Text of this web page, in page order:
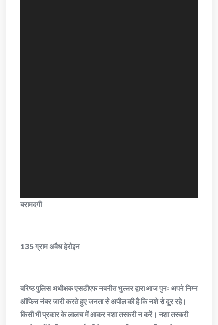
बरामदगी
135 ग्राम अवैध हेरोइन
वरिष्ठ पुलिस अधीक्षक एसटीएफ नवनीत भुल्लर द्वारा आज पुनः अपने निम्न
ऑफिस नंबर जारी करते हुए जनता से अपील की है कि नशे से दूर रहे।
किसी भी प्रकार के लालच में आकर नशा तस्करी न करें। नशा तस्करी